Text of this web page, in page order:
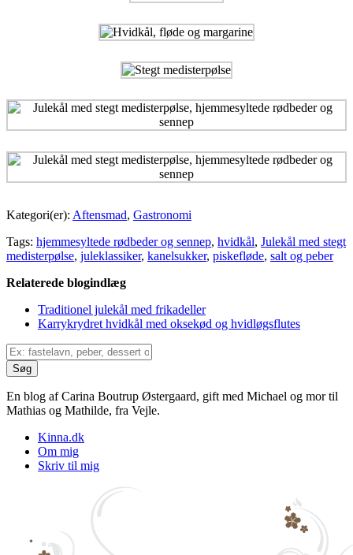
Kategori(er): Aftensmad, Gastronomi
Tags: hjemmesyltede rødbeder og sennep, hvidkål, Julekål med stegt
medisterpølse, juleklassiker, kanelsukker, piskefløde, salt og peber
Relaterede blogindlæg
Traditionel julekål med frikadeller
Karrykrydret hvidkål med oksekød og hvidløgsflutes
En blog af Carina Boutrup Østergaard, gift med Michael og mor til
Mathias og Mathilde, fra Vejle.
Kinna.dk
Om mig
Skriv til mig